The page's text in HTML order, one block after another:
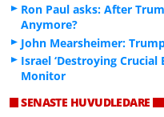
Ron Paul asks: After
Anymore?
John Mearsheimer:
Israel ‘Destroying Crucial
Monitor
SENASTE HUVUDLEDARE